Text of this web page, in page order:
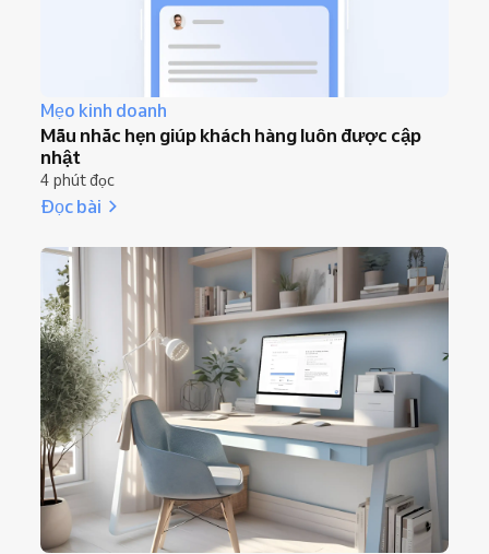
Mẹo kinh doanh
Mẫu nhắc hẹn giúp khách hàng luôn được cập
nhật
4 phút đọc
Đọc bài